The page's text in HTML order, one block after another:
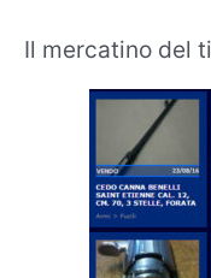
Il mercatino del